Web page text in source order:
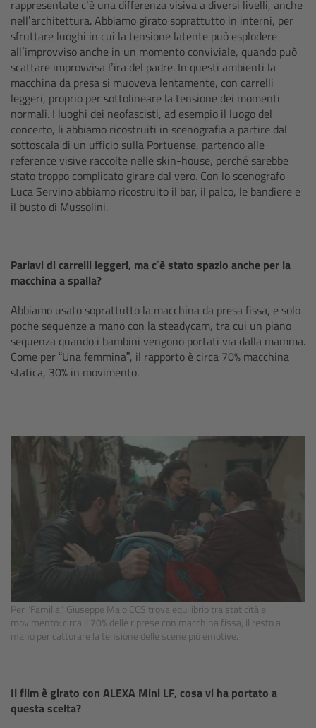
rappresentate c’è una differenza visiva a diversi livelli, anche
nell’architettura. Abbiamo girato soprattutto in interni, per
sfruttare luoghi in cui la tensione latente può esplodere
all’improvviso anche in un momento conviviale, quando può
scattare improvvisa l’ira del padre. In questi ambienti la
macchina da presa si muoveva lentamente, con carrelli
leggeri, proprio per sottolineare la tensione dei momenti
normali. I luoghi dei neofascisti, ad esempio il luogo del
concerto, li abbiamo ricostruiti in scenografia a partire dal
sottoscala di un ufficio sulla Portuense, partendo alle
reference visive raccolte nelle skin-house, perché sarebbe
stato troppo complicato girare dal vero. Con lo scenografo
Luca Servino abbiamo ricostruito il bar, il palco, le bandiere e
il busto di Mussolini.
Parlavi di carrelli leggeri, ma c’è stato spazio anche per la
macchina a spalla?
Abbiamo usato soprattutto la macchina da presa fissa, e solo
poche sequenze a mano con la steadycam, tra cui un piano
sequenza quando i bambini vengono portati via dalla mamma.
Come per “Una femmina”, il rapporto è circa 70% macchina
statica, 30% in movimento.
Per "Familia", Giuseppe Maio CCS trova equilibrio tra staticità e
movimento: circa il 70% delle riprese con macchina fissa, il resto a
mano per catturare la tensione delle scene più emotive.
Il film è girato con ALEXA Mini LF, cosa vi ha portato a
questa scelta?
Ultrasonic Distance Measure Unit UDM-1
LCUBEs
Motor Controllers
cmotion Products
Overview
Steady Zoom & Pan-Bar Zoom
Flight Head Adapter
cPro & cPro One
cmotion cdistance
Overview
Wireless Compact Unit WCU-4
Motor Controllers
Controlled Lens Motors and Lens Data
Encoder
Single Axis Unit SXU-1
Camera Stabilizer Systems
TRINITY 2 and ARTEMIS 2